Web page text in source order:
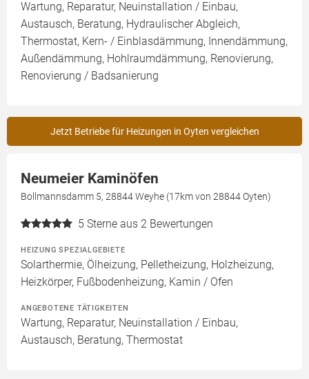
Wartung, Reparatur, Neuinstallation / Einbau,
Austausch, Beratung, Hydraulischer Abgleich,
Thermostat, Kern- / Einblasdämmung, Innendämmung,
Außendämmung, Hohlraumdämmung, Renovierung,
Renovierung / Badsanierung
Jetzt Betriebe für Heizungen in Oyten vergleichen
Neumeier Kaminöfen
Bollmannsdamm 5, 28844 Weyhe (17km von 28844 Oyten)
5 Sterne aus 2 Bewertungen
HEIZUNG SPEZIALGEBIETE
Solarthermie, Ölheizung, Pelletheizung, Holzheizung,
Heizkörper, Fußbodenheizung, Kamin / Ofen
ANGEBOTENE TÄTIGKEITEN
Wartung, Reparatur, Neuinstallation / Einbau,
Austausch, Beratung, Thermostat